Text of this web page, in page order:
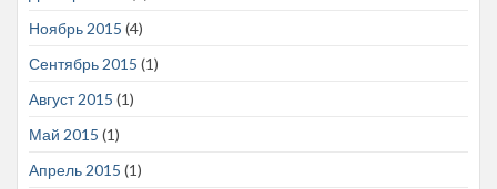
Ноябрь 2015 (4)
Сентябрь 2015 (1)
Август 2015 (1)
Май 2015 (1)
Апрель 2015 (1)